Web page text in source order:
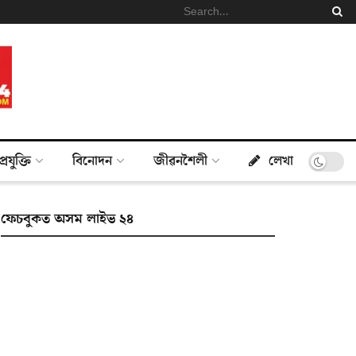
প্ৰযুক্তি বিনোদন জীৱনশৈলী লেখা
ফেচবুকত অসম লাইভ ২৪